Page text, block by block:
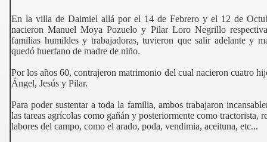
En la villa de Daimiel allá por el 14 de Febrero y el 12 de
nacieron Manuel Moya Pozuelo y Pilar Loro Negrillo
familias humildes y trabajadoras, tuvieron que salir adelante y
quedó huerfano de madre de niño.
Por los años 60, contrajeron matrimonio del cual nacieron cuatro
Ángel, Jesús y Pilar.
Para poder sustentar a toda la familia, ambos trabajaron
las tareas agrícolas como gañán y posteriormente como tractorista,
labores del campo, como el arado, poda, vendimia, aceituna, etc...